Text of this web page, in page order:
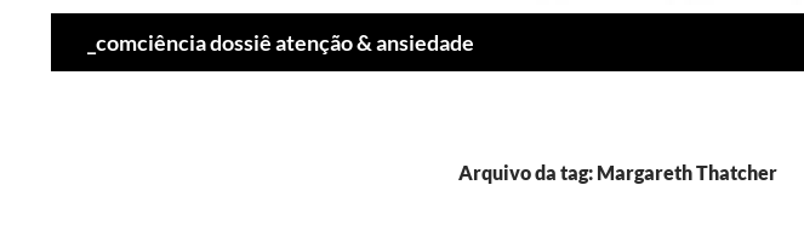
_comciência dossiê atenção & ansiedade
Arquivo da tag: Margareth Thatcher